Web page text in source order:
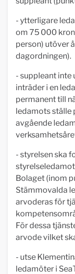
- ytterligare
om 75 000
person) utöver
dagordningen).
- suppleant inte
inträder i en
permanent till
ledamots ställe
avgående
- styrelsen ska
Bolaget (inom
Stämmovalda
arvoderas för
För dessa
arvode vilket
- utse
ledamöter i